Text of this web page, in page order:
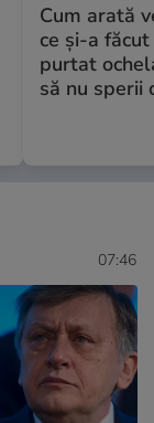
Cum arată
ce și-a
purtat
să nu sperii
07:46